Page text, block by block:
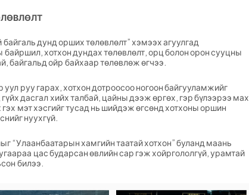
дунд орших төлөвлөлт” хэмээх агуулгад
байршил, хотхон дундах төлөвлөлт, орц болон орон сууцны
байгальд ойр байхаар төлөвлөж өгчээ.
руу гарах, хотхон дотроосоо ногоон байгууламжийг
дасгал хийх талбай, цайны дээж өргөх, гэр бүлээрээ мах
мэт хэсгийг тусад нь шийдэж өгсөнд хотхоны оршин
нуухгүй.
“Улаанбаатарын хамгийн таатай хотхон” буланд маань
цас бударсан өвлийн сар гэж хойргололгүй, урамтай
билээ.